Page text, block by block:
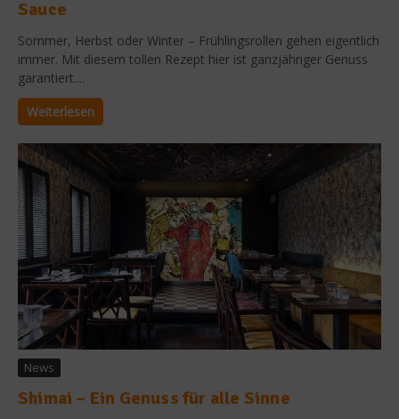
Sauce
Sommer, Herbst oder Winter – Frühlingsrollen gehen eigentlich
immer. Mit diesem tollen Rezept hier ist ganzjähriger Genuss
garantiert....
Weiterlesen
News
Shimai – Ein Genuss für alle Sinne